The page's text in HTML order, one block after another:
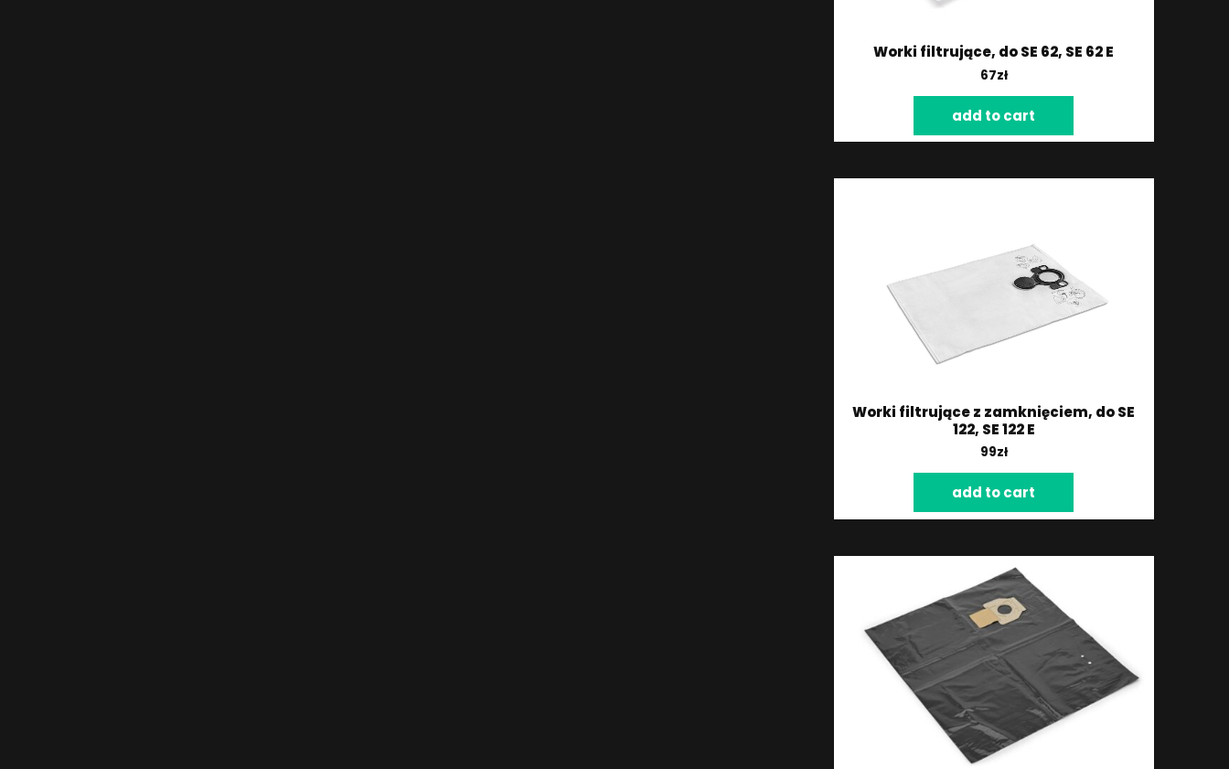
Worki filtrujące, do SE 62, SE 62 E
67zł
add to cart
Worki filtrujące z zamknięciem, do SE
122, SE 122 E
99zł
add to cart